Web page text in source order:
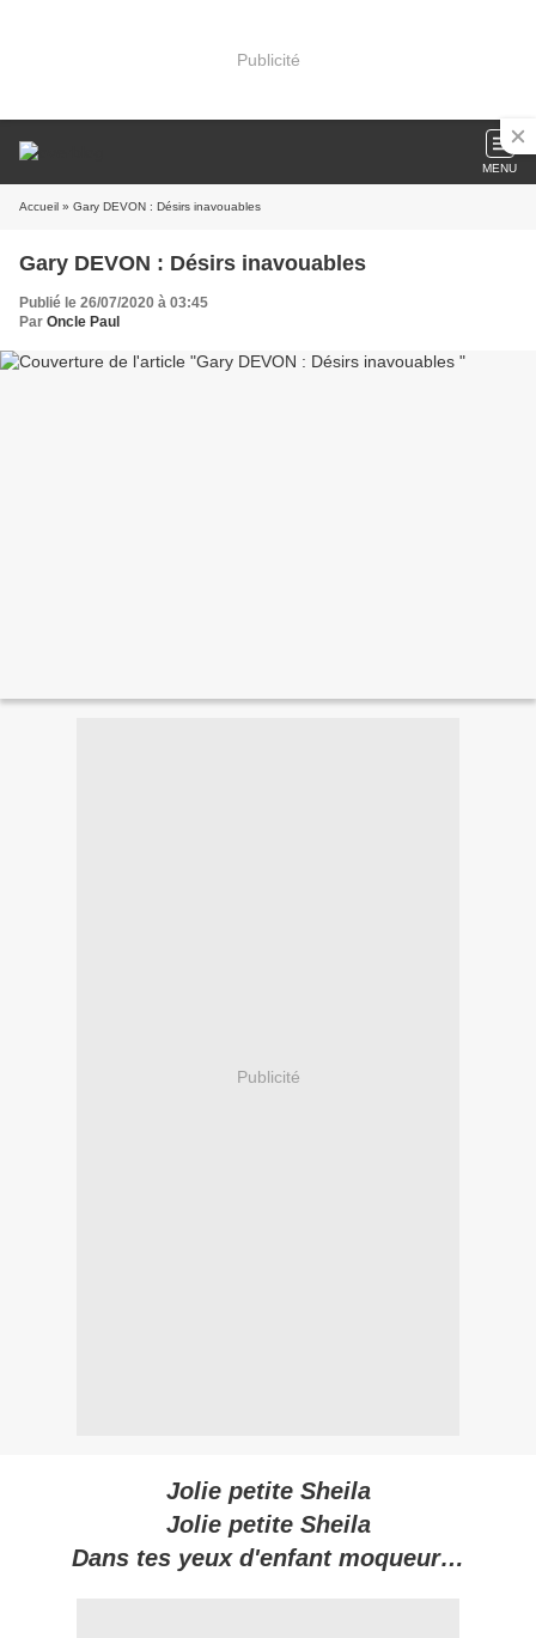
Publicité
MENU
Accueil » Gary DEVON : Désirs inavouables
Gary DEVON : Désirs inavouables
Publié le 26/07/2020 à 03:45
Par Oncle Paul
Publicité
Jolie petite Sheila
Jolie petite Sheila
Dans tes yeux d'enfant moqueur…